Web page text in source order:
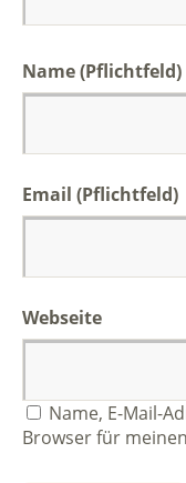
Name (Pflichtfeld)
Email (Pflichtfeld)
Webseite
Name, E-Mail-
Browser für